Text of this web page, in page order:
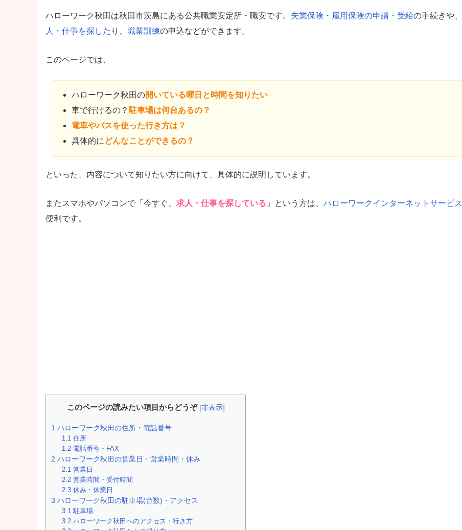
ハローワーク秋田は秋田市茨島にある公共職業安定所・職安です。 失業保険・雇用保険の申請・受給の手続きや、
人・仕事を探した り、 職業訓練の申込などができます。
このページでは、
ハローワーク秋田の開いている曜日と時間を知りたい
車で行けるの？ 駐車場は何台あるの？
電車やバスを使った行き方は？
具体的に どんなことができるの？
といった、内容について知りたい方に向けて、具体的に説明しています。
またスマホやパソコンで「今すぐ、 求人・仕事を探している 」という方は、 ハローワークインターネットサービス
便利です。
このページの読みたい項目からどうぞ [非表示]
1 ハローワーク秋田の住所・電話番号
1.1 住所
1.2 電話番号・FAX
2 ハローワーク秋田の営業日・営業時間・休み
2.1 営業日
2.2 営業時間・受付時間
2.3 休み・休業日
3 ハローワーク秋田の駐車場(台数)・アクセス
3.1 駐車場
3.2 ハローワーク秋田へのアクセス・行き方